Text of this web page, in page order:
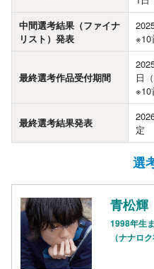
中間選考結果（ファイナ
リスト）発表
※10
最終選考作品受付期間
日
※10
最終選考結果発表
定
選
青松輝
1998年生
（ナナロク